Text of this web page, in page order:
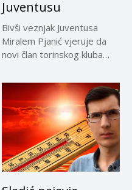
Juventusu
Bivši veznjak Juventusa
Miralem Pjanić vjeruje da
novi član torinskog kluba